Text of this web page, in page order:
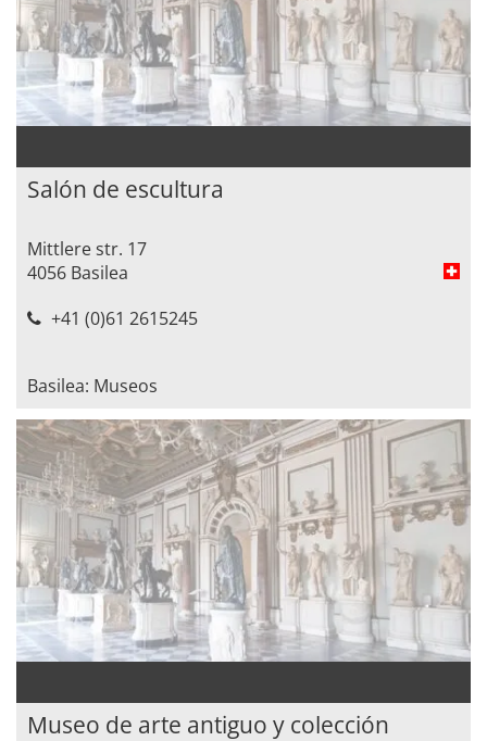
Salón de escultura
Mittlere str. 17
4056 Basilea
+41 (0)61 2615245
Basilea: Museos
Museo de arte antiguo y colección